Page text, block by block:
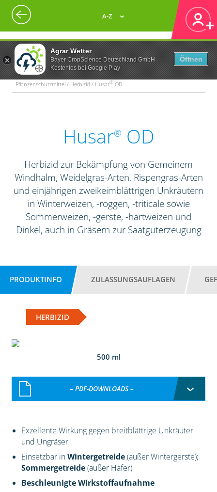
Agrar Wetter
Bayer CropScience Deutschland GmbH
Kostenlos bei Google Play
Öffnen
A-Z
Pflanzenschutzmittel / Herbizid / Husar® OD
Husar® OD
Herbizid zur Bekämpfung von Gemeinem
Windhalm, Weidelgras-Arten, Rispengras-Arten
und einjährigen zweikeimblättrigen Unkräutern
in Winterweizen, -roggen, -triticale sowie
Sommerweizen, -gerste, -hartweizen und
Dinkel, auch in Gräsern zur Saatguterzeugung
PRODUKTINFO ZULASSUNGSAUFLAGEN
HERBIZID
500 ml
– PDF-DOWNLOADS –
Exzellente Wirkung gegen breitblättrige Unkräuter
und Ungräser
Einsetzbar inWintergetreide(außer Wintergerste);
Sommergetreide(außer Hafer)
Beschleunigte Wirkstoffaufnahme